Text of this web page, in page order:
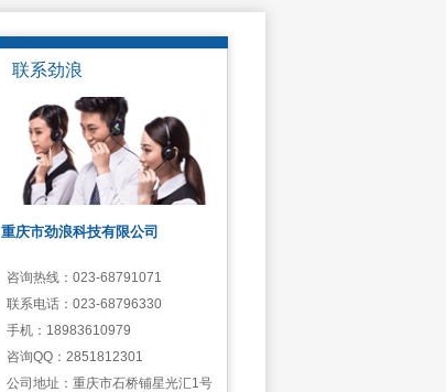
联系劲浪
重庆市劲浪科技有限公司
咨询热线： 023-68791071
联系电话： 023-68796330
手机： 18983610979
咨询QQ： 2851812301
公司地址： 重庆市石桥铺星光汇1号